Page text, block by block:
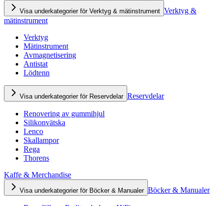
Visa underkategorier för Verktyg & mätinstrument Verktyg &
mätinstrument
Verktyg
Mätinstrument
Avmagnetisering
Antistat
Lödtenn
Visa underkategorier för Reservdelar Reservdelar
Renovering av gummihjul
Silikonvätska
Lenco
Skallampor
Rega
Thorens
Kaffe & Merchandise
Visa underkategorier för Böcker & Manualer Böcker & Manualer